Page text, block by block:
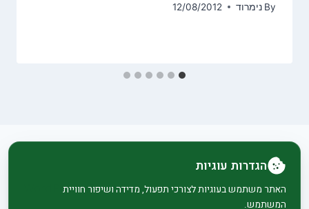
By נימרוד 12/08/2012
© 2026 בית וגן - WordPress Theme by
Kadence
הגדרות עוגיות
האתר משתמש בעוגיות לצורכי תפעול, מדידה ושיפור חוויית
המשתמש.